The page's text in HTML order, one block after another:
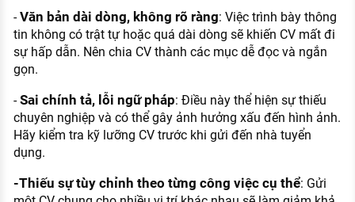
-Văn bản dài dòng, không rõ ràng: Việc trình bày thông
tin không có trật tự hoặc quá dài dòng sẽ khiến CV mất đi
sự hấp dẫn. Nên chia CV thành các mục dễ đọc và ngắn
gọn.
-Sai chính tả, lỗi ngữ pháp: Điều này thể hiện sự thiếu
chuyên nghiệp và có thể gây ảnh hưởng xấu đến hình ảnh.
Hãy kiểm tra kỹ lưỡng CV trước khi gửi đến nhà tuyển
dụng.
-Thiếu sự tùy chỉnh theo từng công việc cụ thể: Gửi